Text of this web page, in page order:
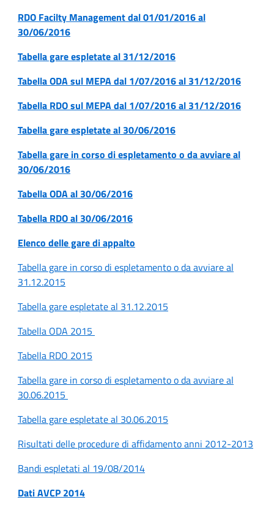
RDO Facilty Management dal 01/01/2016 al
30/06/2016
Tabella gare espletate al 31/12/2016
Tabella ODA sul MEPA dal 1/07/2016 al 31/12/2016
Tabella RDO sul MEPA dal 1/07/2016 al 31/12/2016
Tabella gare espletate al 30/06/2016
Tabella gare in corso di espletamento o da avviare al
30/06/2016
Tabella ODA al 30/06/2016
Tabella RDO al 30/06/2016
Elenco delle gare di appalto
Tabella gare in corso di espletamento o da avviare al
31.12.2015
Tabella gare espletate al 31.12.2015
Tabella ODA 2015
Tabella RDO 2015
Tabella gare in corso di espletamento o da avviare al
30.06.2015
Tabella gare espletate al 30.06.2015
Risultati delle procedure di affidamento anni 2012-2013
Bandi espletati al 19/08/2014
Dati AVCP 2014